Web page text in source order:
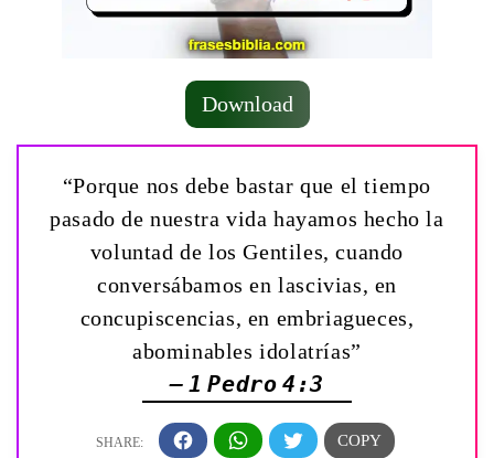
Download
“Porque nos debe bastar que el tiempo
pasado de nuestra vida hayamos hecho la
voluntad de los Gentiles, cuando
conversábamos en lascivias, en
concupiscencias, en embriagueces,
abominables idolatrías”
— 1 Pedro 4:3